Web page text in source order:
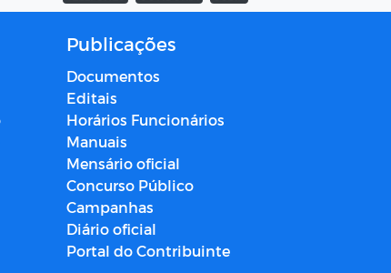
Publicações
Documentos
Editais
Horários Funcionários
Manuais
Mensário oficial
Concurso Público
Campanhas
Diário oficial
Portal do Contribuinte